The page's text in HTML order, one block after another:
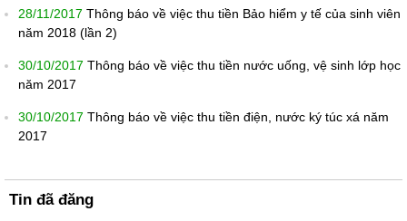
28/11/2017 Thông báo về việc thu tiền Bảo hiểm y tế của sinh viên
năm 2018 (lần 2)
30/10/2017 Thông báo về việc thu tiền nước uống, vệ sinh lớp học
năm 2017
30/10/2017 Thông báo về việc thu tiền điện, nước ký túc xá năm
2017
Tin đã đăng